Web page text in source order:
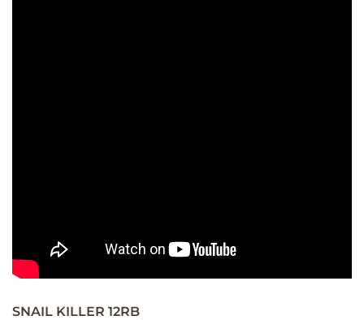
SNAIL KILLER 12RB